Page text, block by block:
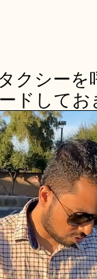
クシー
ドしてお